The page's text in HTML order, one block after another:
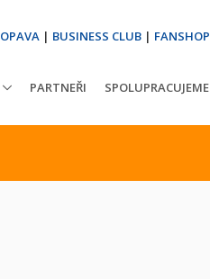
| BUSINESS CLUB | FANSHOP
PARTNEŘI SPOLUPRACUJEME